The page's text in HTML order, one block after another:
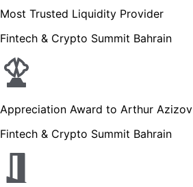
Most Trusted Liquidity Provider
Fintech & Crypto Summit Bahrain
Appreciation Award to Arthur Azizov
Fintech & Crypto Summit Bahrain